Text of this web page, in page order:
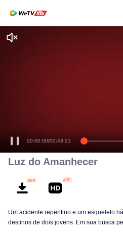
00:00:00/00:43:21
Luz do Amanhecer
Um acidente repentino e um esqueleto
destinos de dois jovens. Em sua busca